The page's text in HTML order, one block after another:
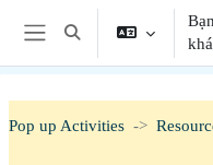
Chuyển tới nội dung chính
Bảng điều khiển cạnh
Chuyển đổi chọn tìm
Pop up Activities